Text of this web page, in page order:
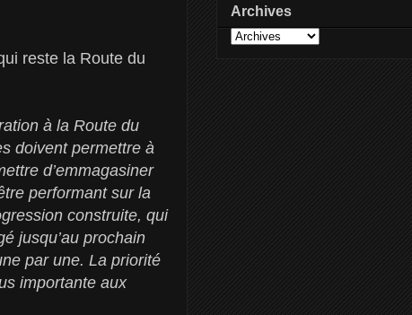
reste la Route du
à la Route du
doivent permettre à
d’emmagasiner
performant sur la
construite, qui
jusqu’au prochain
par une. La priorité
importante aux
Archives